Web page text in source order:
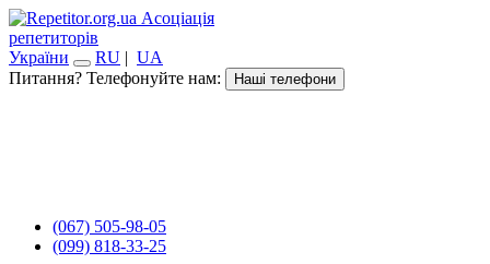
Асоціація
репетиторів
України
RU | UA
Питання? Телефонуйте нам:
Наші телефони
(067) 505-98-05
(099) 818-33-25